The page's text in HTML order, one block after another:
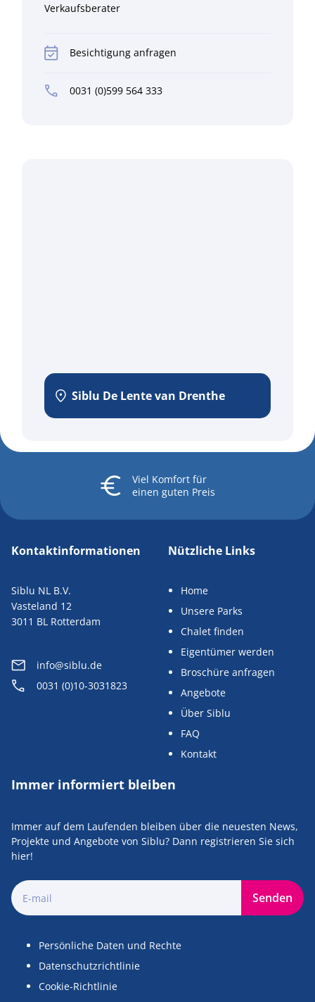
Verkaufsberater
Besichtigung anfragen
0031 (0)599 564 333
Siblu De Lente van Drenthe
Viel Komfortfür
einen guten Preis
Kontaktinformationen
Siblu NL B.V.
Vasteland 12
3011 BL Rotterdam
info@siblu.de
0031 (0)10-3031823
Nützliche Links
Home
Unsere Parks
Chalet finden
Eigentümer werden
Broschüre anfragen
Angebote
Über Siblu
FAQ
Kontakt
Immer informiert bleiben
Immer auf dem Laufenden bleiben über die neuesten News,
Projekte und Angebote von Siblu? Dann registrieren Sie sich
hier!
Senden
Persönliche Daten und Rechte
Datenschutzrichtlinie
Cookie-Richtlinie